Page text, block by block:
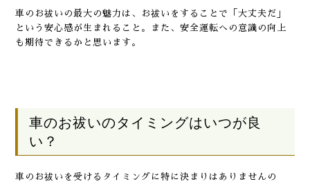
車のお祓いの最大の魅力は、お祓いをすることで「大丈夫だ」
という安心感が生まれること。また、安全運転への意識の向上
も期待できるかと思います。
車のお祓いのタイミングはいつが良
い？
車のお祓いを受けるタイミングに特に決まりはありませんの